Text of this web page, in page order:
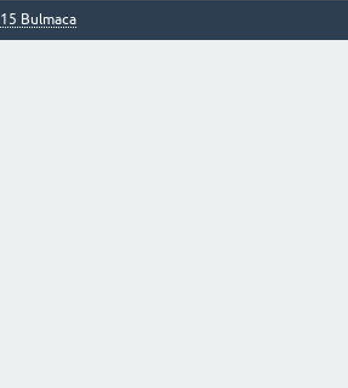
15 Bulmaca